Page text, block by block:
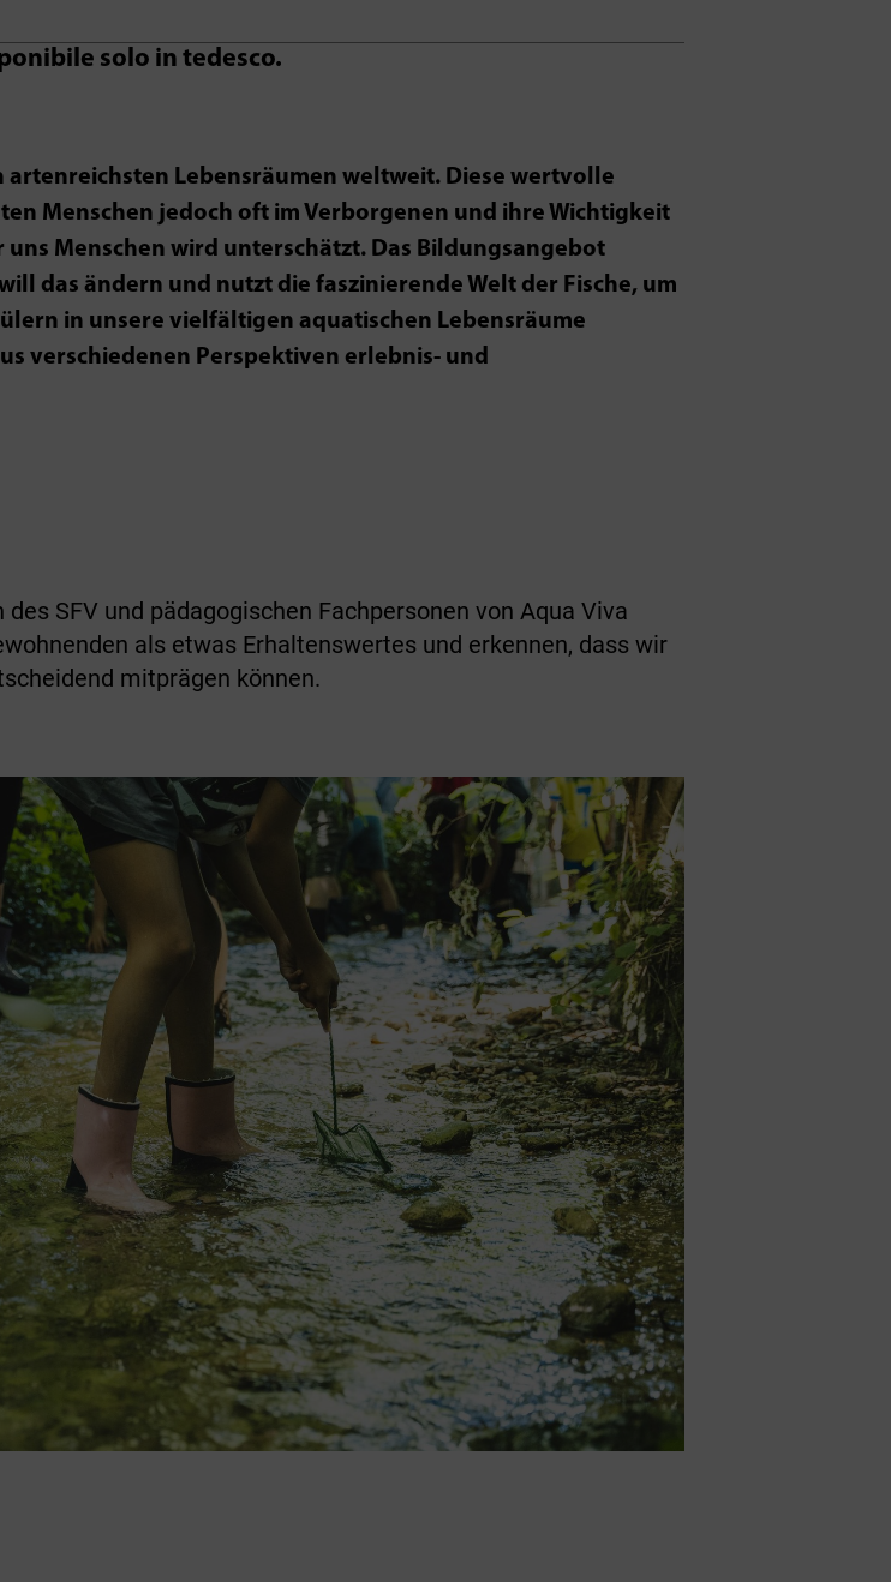
solo in tedesco.
artenreichsten Lebensräumen weltweit. Diese wertvolle
Menschen jedoch oft im Verborgenen und ihre Wichtigkeit
Menschen wird unterschätzt. Das Bildungsangebot
das ändern und nutzt die faszinierende Welt der Fische, um
in unsere vielfältigen aquatischen Lebensräume
verschiedenen Perspektiven erlebnis- und
SFV und pädagogischen Fachpersonen von Aqua Viva
als etwas Erhaltenswertes und erkennen, dass wir
mitprägen können.